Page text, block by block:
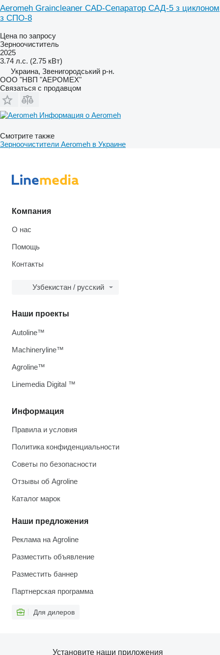
Aeromeh Graincleaner CAD-Сепаратор САД-5 з циклоном
з СПО-8
Цена по запросу
Зерноочиститель
2025
3.74 л.с. (2.75 кВт)
Украина, Звенигородський р-н.
ООО "НВП "АЕРОМЕХ"
Связаться с продавцом
Информация о Aeromeh
Смотрите также
Зерноочистители Aeromeh в Украине
Компания
О нас
Помощь
Контакты
Узбекистан / русский
Информация
Правила и условия
Политика конфиденциальности
Советы по безопасности
Отзывы об Agroline
Каталог марок
Наши предложения
Реклама на Agroline
Разместить объявление
Разместить баннер
Партнерская программа
Для дилеров
Наши проекты
Autoline™
Machineryline™
Agroline™
Linemedia Digital ™
Установите наши приложения